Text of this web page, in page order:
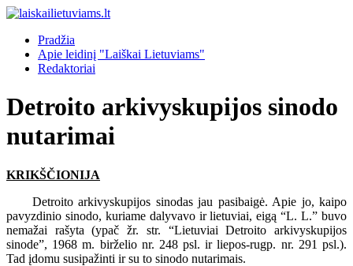
Pradžia
Apie leidinį "Laiškai Lietuviams"
Redaktoriai
Detroito arkivyskupijos sinodo
nutarimai
KRIKŠČIONIJA
Detroito arkivyskupijos sinodas jau pasibaigė. Apie jo, kaipo
pavyzdinio sinodo, kuriame dalyvavo ir lietuviai, eigą “L. L.” buvo
nemažai rašyta (ypač žr. str. “Lietuviai Detroito arkivyskupijos
sinode”, 1968 m. birželio nr. 248 psl. ir liepos-rugp. nr. 291 psl.).
Tad įdomu susipažinti ir su to sinodo nutarimais.